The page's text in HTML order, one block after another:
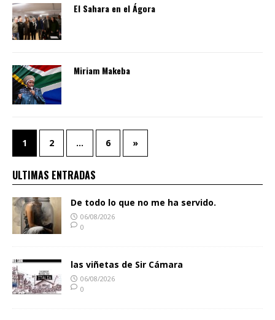
El Sahara en el Ágora
Miriam Makeba
1 2 … 6 »
ULTIMAS ENTRADAS
De todo lo que no me ha servido.
06/08/2026
0
las viñetas de Sir Cámara
06/08/2026
0